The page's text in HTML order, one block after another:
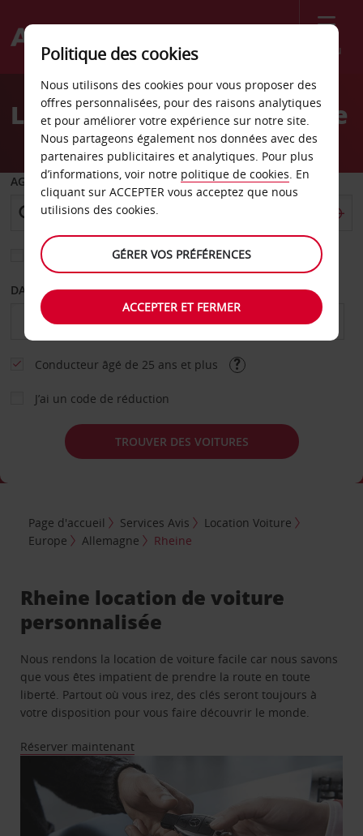
Menu
Welcome
AvisLocation de voiture Rheine
AGENCE DE DÉPART
Sélectionnez une autre agence de retour
DATE DE DÉBUT DATE DE FIN
Conducteur âgé de 25 ans et plus
J’ai un code de réduction
TROUVER DES VOITURES
Page d'accueil Services Avis
Location Voiture
Europe
Allemagne Rheine
Rheine location de voiture
personnalisée
Nous rendons la location de voiture facile car nous savons
que vous êtes impatient de prendre la route en toute
liberté. Partout où vous irez, des clés seront toujours à
votre disposition pour vous faire découvrir le monde.
Réserver maintenant
Politique des cookies
Nous utilisons des cookies pour vous proposer des
offres personnalisées, pour des raisons analytiques
et pour améliorer votre expérience sur notre site.
Nous partageons également nos données avec des
partenaires publicitaires et analytiques. Pour plus
d’informations, voir notre politique de cookies. En
cliquant sur ACCEPTER vous acceptez que nous
utilisions des cookies.
GÉRER VOS PRÉFÉRENCES
ACCEPTER ET FERMER